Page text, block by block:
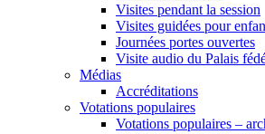
Visites pendant la session
Visites guidées pour
Journées portes ouvertes
Visite audio du Palais
Médias
Accréditations
Votations populaires
Votations populaires –